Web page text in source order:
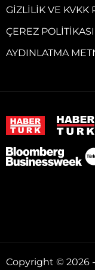
GIZLILIK VE KVKK
ÇEREZ POLITIKASI
AYDINLATMA
Copyright © 2026 -